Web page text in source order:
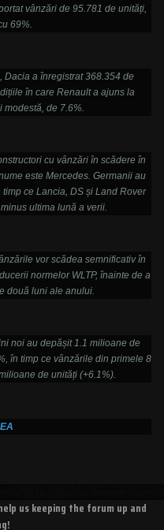
vânzări de 95.781 de unități,
69%.
a înregistrat 368.354 de
în care Renault a ajuns la
modestă, de 7.6%.
cu vânzări în scădere în
este Mercedes. Germanii au
ce Lancia, DS și Land Rover
ultima lună a verii.
vor scădea semnificativ în
normelor WLTP, înainte de a
două luni ale anului.
noi au depășit 1.1 milioane de
în timp ce vânzările din primele 8
de unități (+6.1%).
us keeping the forum up and